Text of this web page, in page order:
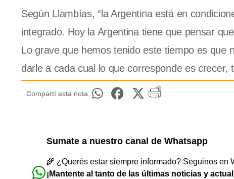
Según Llambías, “la Argentina está en
integrado. Hoy la Argentina tiene que pensar
Lo grave que hemos tenido este tiempo es que
darle a cada cual lo que corresponde es
Compartí esta nota
Sumate a nuestro canal de Whatsapp
🌾 ¿Querés estar siempre informado? Seguinos
¡Mantente al tanto de las últimas noticias y